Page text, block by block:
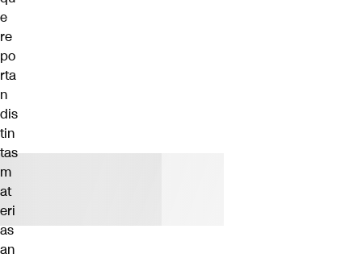
e
re
po
rta
n
dis
tin
tas
m
at
eri
as
an